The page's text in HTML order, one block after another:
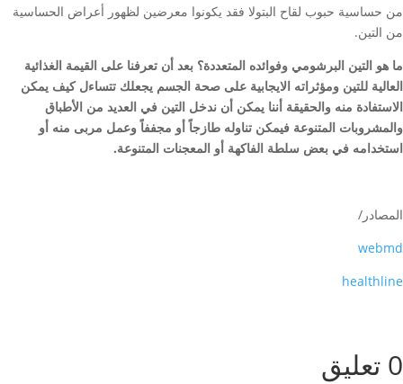
من حساسية حبوب لقاح البتولا فقد يكونوا معرضين لظهور أعراض الحساسية
من التين.
ما هو التين البرشومي وفوائده المتعددة؟ بعد أن تعرفنا على القيمة الغذائية
العالية للتين ومؤثراته الايجابية على صحة الجسم يجعلك تتساءل كيف يمكن
الاستفادة منه والحقيقة أننا يمكن أن ندخل التين في العديد من الأطباق
والمشروبات المتنوعة فيمكن تناوله طازجاً أو مجففاً وعمل مربى منه أو
استخدامه في بعض سلطة الفاكهة أو المعجنات المتنوعة.
المصادر/
webmd
healthline
0 تعليق